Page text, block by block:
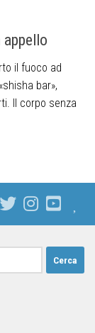
appello
il fuoco ad
bar»,
Il corpo senza